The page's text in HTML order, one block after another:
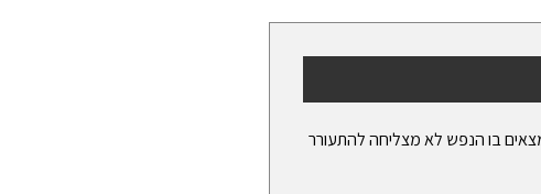
בו הנפש לא מצליחה להתעורר